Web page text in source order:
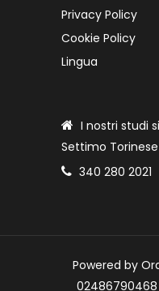
Privacy Policy
Cookie Policy
Lingua
I nostri studi
Settimo Torinese
340 280 2021
Powered by
02486790468